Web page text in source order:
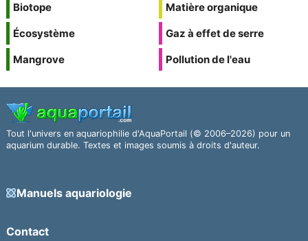
Biotope
Écosystème
Mangrove
Matière organique
Gaz à effet de serre
Pollution de l'eau
Tout l'univers en aquariophilie d'AquaPortail (© 2006–2026) pour un
aquarium durable. Textes et images soumis à droits d'auteur.
Manuels aquariologie
Contact